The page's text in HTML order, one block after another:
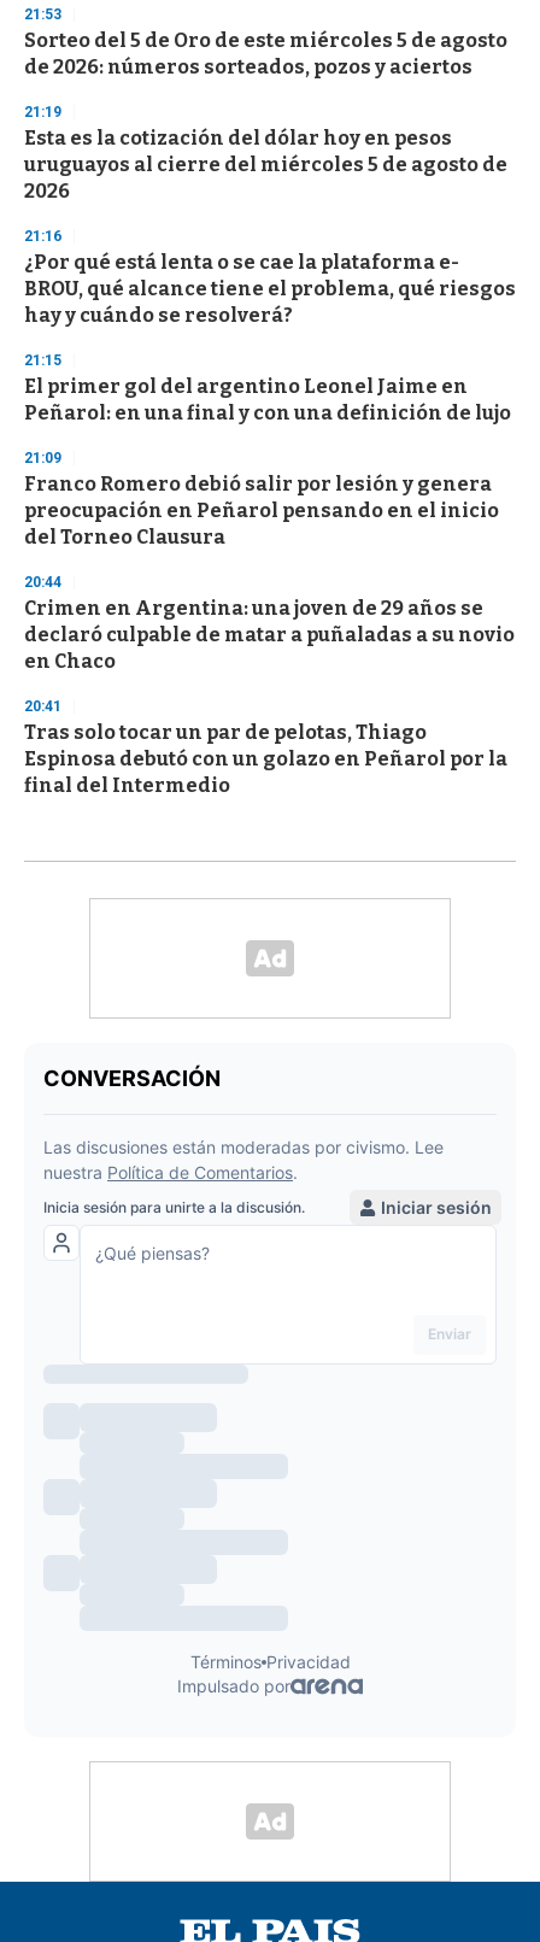
s
e
c
o
d
s
21:53
Sorteo del 5 de Oro de este miércoles 5 de agosto
de 2026: números sorteados, pozos y aciertos
21:19
Esta es la cotización del dólar hoy en pesos
uruguayos al cierre del miércoles 5 de agosto de
2026
21:16
¿Por qué está lenta o se cae la plataforma e-
BROU, qué alcance tiene el problema, qué riesgos
hay y cuándo se resolverá?
21:15
El primer gol del argentino Leonel Jaime en
Peñarol: en una final y con una definición de lujo
21:09
Franco Romero debió salir por lesión y genera
preocupación en Peñarol pensando en el inicio
del Torneo Clausura
20:44
Crimen en Argentina: una joven de 29 años se
declaró culpable de matar a puñaladas a su novio
en Chaco
20:41
Tras solo tocar un par de pelotas, Thiago
Espinosa debutó con un golazo en Peñarol por la
final del Intermedio